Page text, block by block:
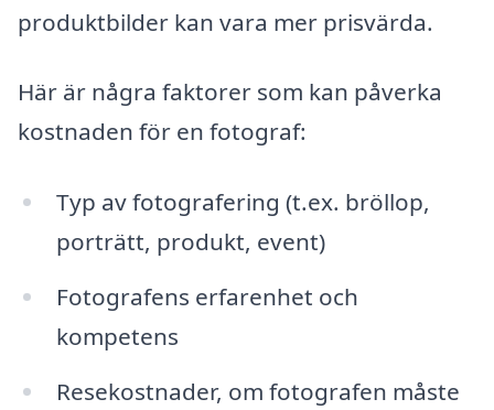
produktbilder kan vara mer prisvärda.
Här är några faktorer som kan påverka
kostnaden för en fotograf:
Typ av fotografering (t.ex. bröllop,
porträtt, produkt, event)
Fotografens erfarenhet och
kompetens
Resekostnader, om fotografen måste